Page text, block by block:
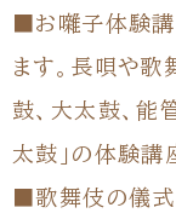
■お囃子体験講
ます。長唄や歌
鼓、大太鼓、能
太鼓」の体験講
■歌舞伎の儀式